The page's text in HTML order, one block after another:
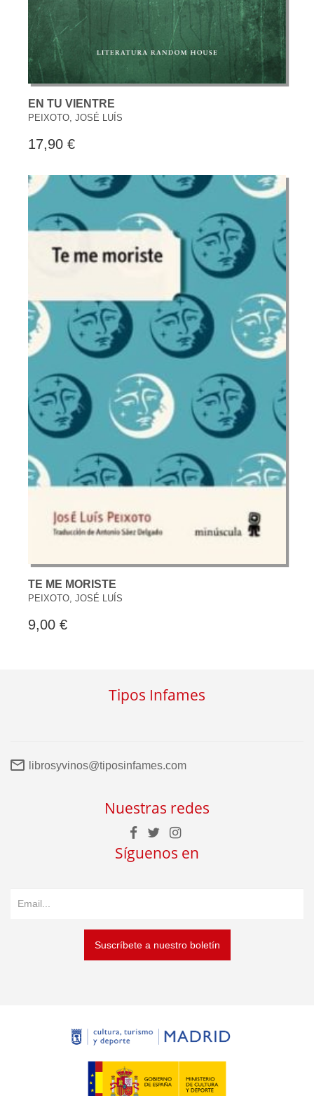
EN TU VIENTRE
PEIXOTO, JOSÉ LUÍS
17,90 €
TE ME MORISTE
PEIXOTO, JOSÉ LUÍS
9,00 €
Tipos Infames
librosyvinos@tiposinfames.com
Nuestras redes
Síguenos en
Suscríbete a nuestro boletín